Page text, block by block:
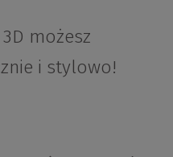
możesz
i stylowo!